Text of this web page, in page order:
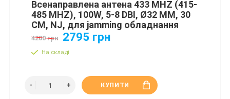
Всенаправлена антена 433 MHZ (415-
485 MHZ), 100W, 5-8 DBI, Ø32 ММ, 30
СМ, NJ, для jamming обладнання
4200 грн 2795 грн
На складі
КУПИТИ